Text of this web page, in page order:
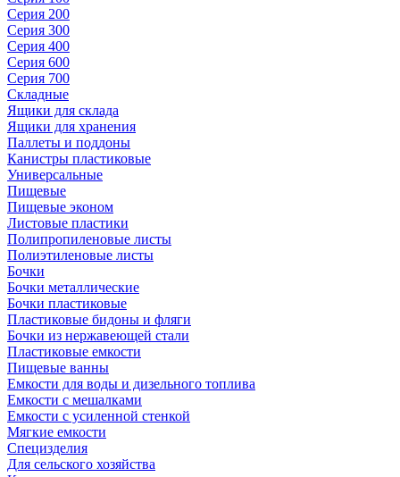
Серия 200
Серия 300
Серия 400
Серия 600
Серия 700
Складные
Ящики для склада
Ящики для хранения
Паллеты и поддоны
Канистры пластиковые
Универсальные
Пищевые
Пищевые эконом
Листовые пластики
Полипропиленовые листы
Полиэтиленовые листы
Бочки
Бочки металлические
Бочки пластиковые
Пластиковые бидоны и фляги
Бочки из нержавеющей стали
Пластиковые емкости
Пищевые ванны
Емкости для воды и дизельного топлива
Емкости с мешалками
Емкости с усиленной стенкой
Мягкие емкости
Специзделия
Для сельского хозяйства